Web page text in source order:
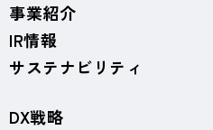
事業紹介
IR情報
サステナビリティ
DX戦略